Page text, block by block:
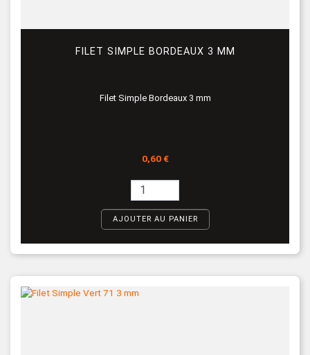
FILET SIMPLE BORDEAUX 3 MM
Filet Simple Bordeaux 3 mm
Prix
0,60 €
AJOUTER AU PANIER